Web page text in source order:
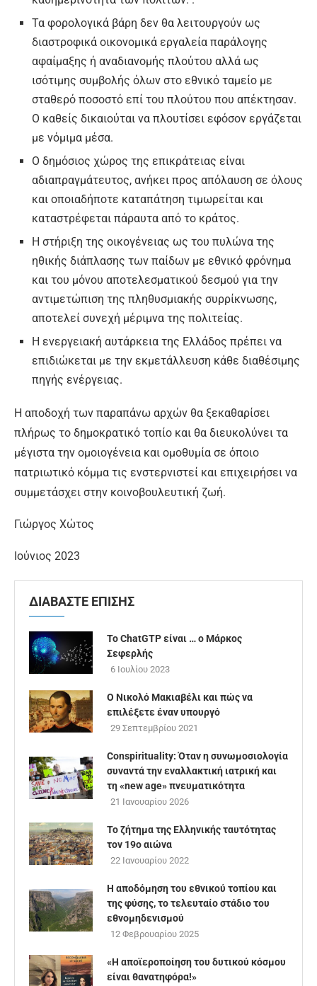
Τα φορολογικά βάρη δεν θα λειτουργούν ως
διαστροφικά οικονομικά εργαλεία παράλογης
αφαίμαξης ή αναδιανομής πλούτου αλλά ως
ισότιμης συμβολής όλων στο εθνικό ταμείο με
σταθερό ποσοστό επί του πλούτου που απέκτησαν.
Ο καθείς δικαιούται να πλουτίσει εφόσον εργάζεται
με νόμιμα μέσα.
Ο δημόσιος χώρος της επικράτειας είναι
αδιαπραγμάτευτος, ανήκει προς απόλαυση σε όλους
και οποιαδήποτε καταπάτηση τιμωρείται και
καταστρέφεται πάραυτα από το κράτος.
Η στήριξη της οικογένειας ως του πυλώνα της
ηθικής διάπλασης των παίδων με εθνικό φρόνημα
και του μόνου αποτελεσματικού δεσμού για την
αντιμετώπιση της πληθυσμιακής συρρίκνωσης,
αποτελεί συνεχή μέριμνα της πολιτείας.
Η ενεργειακή αυτάρκεια της Ελλάδος πρέπει να
επιδιώκεται με την εκμετάλλευση κάθε διαθέσιμης
πηγής ενέργειας.
Η αποδοχή των παραπάνω αρχών θα ξεκαθαρίσει
πλήρως το δημοκρατικό τοπίο και θα διευκολύνει τα
μέγιστα την ομοιογένεια και ομοθυμία σε όποιο
πατριωτικό κόμμα τις ενστερνιστεί και επιχειρήσει να
συμμετάσχει στην κοινοβουλευτική ζωή.
Γιώργος Χώτος
Ιούνιος 2023
ΔΙΑΒΑΣΤΕ ΕΠΙΣΗΣ
Το ChatGTP είναι … ο Μάρκος
Σεφερλής
6 Ιουλίου 2023
Ο Νικολό Μακιαβέλι και πώς να
επιλέξετε έναν υπουργό
29 Σεπτεμβρίου 2021
Conspirituality: Όταν η συνωμοσιολογία
συναντά την εναλλακτική ιατρική και
τη «new age» πνευματικότητα
21 Ιανουαρίου 2026
Το ζήτημα της Ελληνικής ταυτότητας
τον 19ο αιώνα
22 Ιανουαρίου 2022
Η αποδόμηση του εθνικού τοπίου και
της φύσης, το τελευταίο στάδιο του
εθνομηδενισμού
12 Φεβρουαρίου 2025
«Η αποϊεροποίηση του δυτικού κόσμου
είναι θανατηφόρα!»